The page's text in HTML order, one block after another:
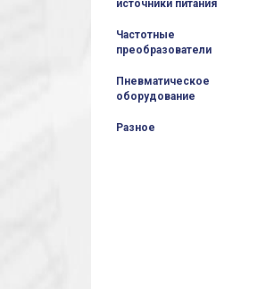
источники питания
Частотные
преобразователи
Пневматическое
оборудование
Разное